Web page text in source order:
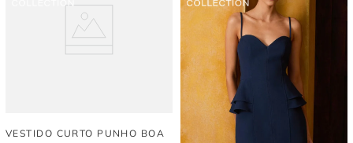
VESTIDO CURTO PUNHO BOA